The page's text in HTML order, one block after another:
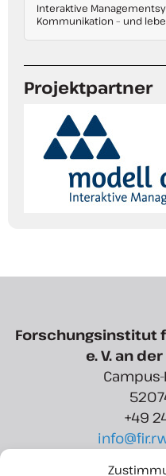
Interaktive
Kommunikation – und
Projektpartner
Forschungsinstitut
e. V. an
+49